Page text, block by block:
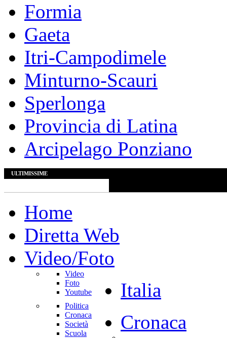
Formia
Gaeta
Itri-Campodimele
Minturno-Scauri
Sperlonga
Provincia di Latina
Arcipelago Ponziano
ULTIMISSIME
Home
Diretta Web
Video/Foto
Video
Foto
Youtube
Italia
Politica
Cronaca
Società
Scuola
Cronaca